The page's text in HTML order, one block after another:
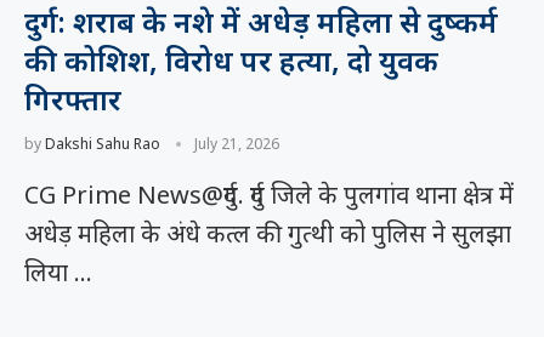
दुर्ग: शराब के नशे में अधेड़ महिला से दुष्कर्म
की कोशिश, विरोध पर हत्या, दो युवक
गिरफ्तार
byDakshi Sahu Rao July 21, 2026
CG Prime News@दुर्ग. दुर्ग जिले के पुलगांव थाना क्षेत्र में
अधेड़ महिला के अंधे कत्ल की गुत्थी को पुलिस ने सुलझा
लिया …